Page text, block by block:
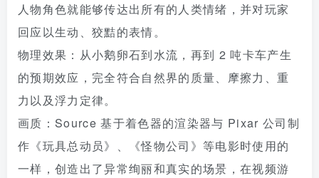
人物角色就能够传达出所有的人类情绪，并对玩家
回应以生动、狡黠的表情。
物理效果：从小鹅卵石到水流，再到 2 吨卡车产生
的预期效应，完全符合自然界的质量、摩擦力、重
力以及浮力定律。
画质：Source 基于着色器的渲染器与 Pixar 公司制
作《玩具总动员》、《怪物公司》等电影时使用的
一样，创造出了异常绚丽和真实的场景，在视频游